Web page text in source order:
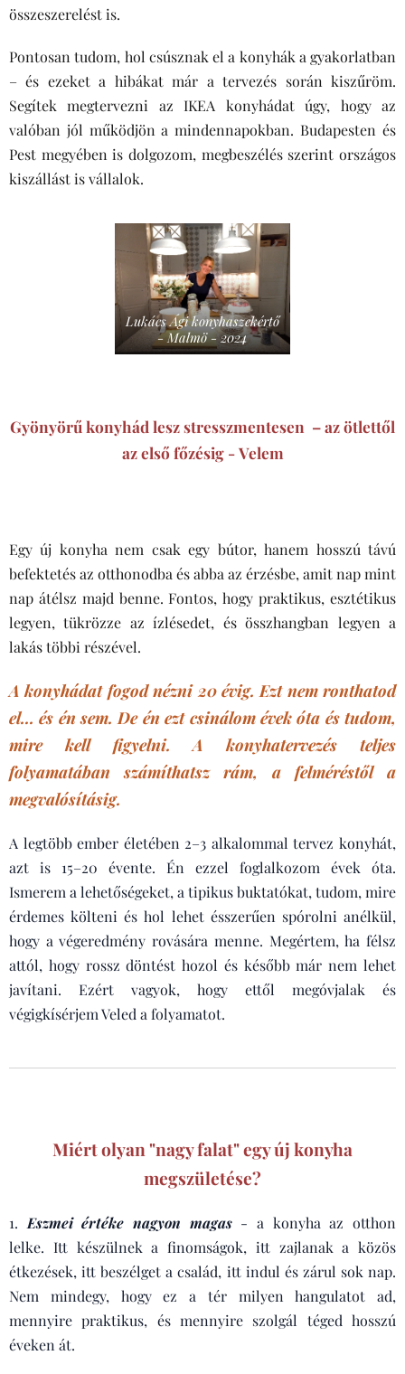
összeszerelést is.
Pontosan tudom, hol csúsznak el a konyhák a gyakorlatban
– és ezeket a hibákat már a tervezés során kiszűröm.
Segítek megtervezni az IKEA konyhádat úgy, hogy az
valóban jól működjön a mindennapokban. Budapesten és
Pest megyében is dolgozom, megbeszélés szerint országos
kiszállást is vállalok.
Lukács Ági konyhaszekértő
- Malmö - 2024
Gyönyörű konyhád lesz stresszmentesen – az ötlettől
az első főzésig -Velem
Egy új konyha nem csak egy bútor, hanem hosszú távú
befektetés az otthonodba és abba az érzésbe, amit nap mint
nap átélsz majd benne. Fontos, hogy praktikus, esztétikus
legyen, tükrözze az ízlésedet, és összhangban legyen a
lakás többi részével.
A konyhádat fogod nézni 20 évig. Ezt nem ronthatod
el... és én sem. De én ezt csinálom évek óta és tudom,
mire kell figyelni.A konyhatervezés teljes
folyamatában számíthatsz rám, a felméréstől a
megvalósításig.
A legtöbb ember életében 2–3 alkalommal tervez konyhát,
azt is 15–20 évente. Én ezzel foglalkozom évek óta.
Ismerem a lehetőségeket, a tipikus buktatókat, tudom, mire
érdemes költeni és hol lehet ésszerűen spórolni anélkül,
hogy a végeredmény rovására menne. Megértem, ha félsz
attól, hogy rossz döntést hozol és később már nem lehet
javítani. Ezért vagyok, hogy ettől megóvjalak és
végigkísérjem Veled a folyamatot.
Miért olyan "nagy falat" egy új konyha
megszületése?
1.Eszmei értéke nagyon magas- a konyha az otthon
lelke. Itt készülnek a finomságok, itt zajlanak a közös
étkezések, itt beszélget a család, itt indul és zárul sok nap.
Nem mindegy, hogy ez a tér milyen hangulatot ad,
mennyire praktikus, és mennyire szolgál téged hosszú
éveken át.